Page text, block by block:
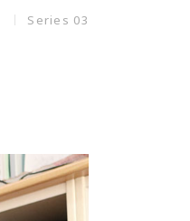
Series 03